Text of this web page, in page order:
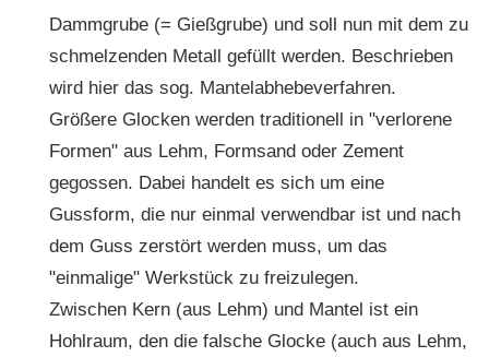
Dammgrube (= Gießgrube) und soll nun mit dem zu
schmelzenden Metall gefüllt werden. Beschrieben
wird hier das sog. Mantelabhebeverfahren.
Größere Glocken werden traditionell in "verlorene
Formen" aus Lehm, Formsand oder Zement
gegossen. Dabei handelt es sich um eine
Gussform, die nur einmal verwendbar ist und nach
dem Guss zerstört werden muss, um das
"einmalige" Werkstück zu freizulegen.
Zwischen Kern (aus Lehm) und Mantel ist ein
Hohlraum, den die falsche Glocke (auch aus Lehm,